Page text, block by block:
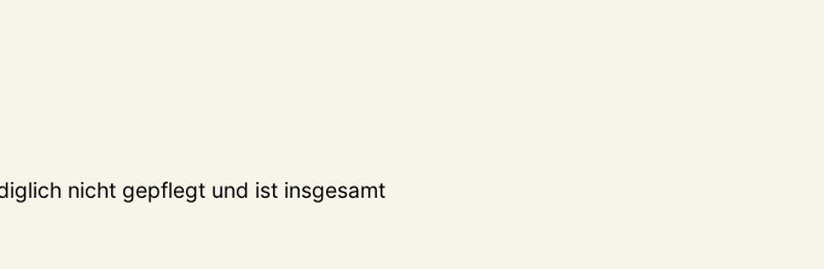
nicht gepflegt und ist insgesamt